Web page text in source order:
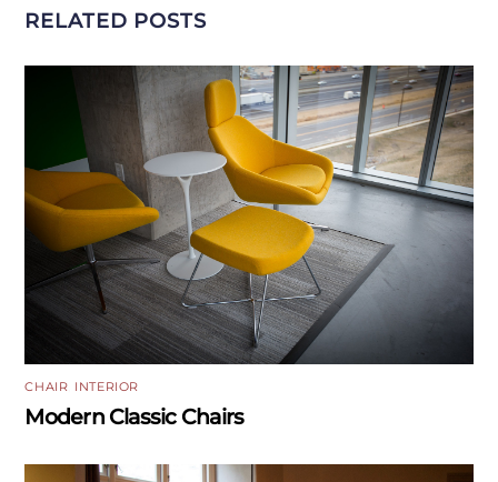
RELATED POSTS
CHAIR INTERIOR
Modern Classic Chairs